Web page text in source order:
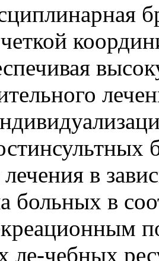
в
больных в
ле-чебных